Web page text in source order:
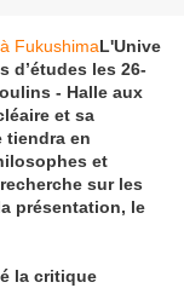
L'Unive
d’études les 26-
- Halle aux
et sa
tiendra en
et
sur les
présentation, le
la critique